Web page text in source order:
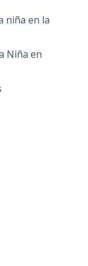
niña en la
Niña en